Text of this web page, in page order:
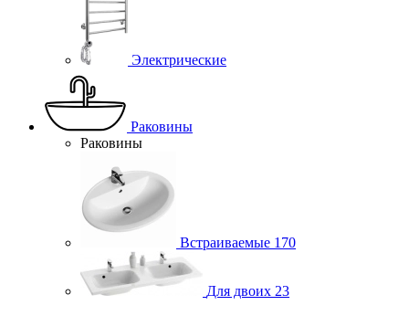
Электрические
Раковины
Раковины
Встраиваемые 170
Для двоих 23